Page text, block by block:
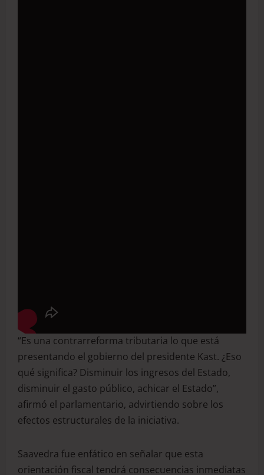
“Es una contrarreforma tributaria lo que está
presentando el gobierno del presidente Kast. ¿Eso
qué significa? Disminuir los ingresos del Estado,
disminuir el gasto público, achicar el Estado”,
afirmó el parlamentario, advirtiendo sobre los
efectos estructurales de la iniciativa.
Saavedra fue enfático en señalar que esta
orientación fiscal tendrá consecuencias inmediatas